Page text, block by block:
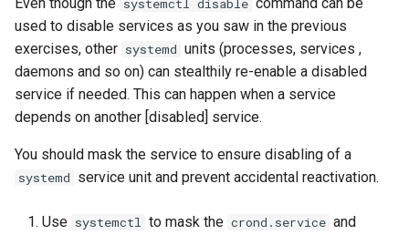
systemctl disable
used to disable services as you saw in the previous
exercises, other systemd units (processes, services ,
daemons and so on) can stealthily re-enable a disabled
service if needed. This can happen when a service
depends on another [disabled] service.
You should mask the service to ensure disabling of a
systemd service unit and prevent accidental reactivation.
Use systemctl to mask the crond.service and